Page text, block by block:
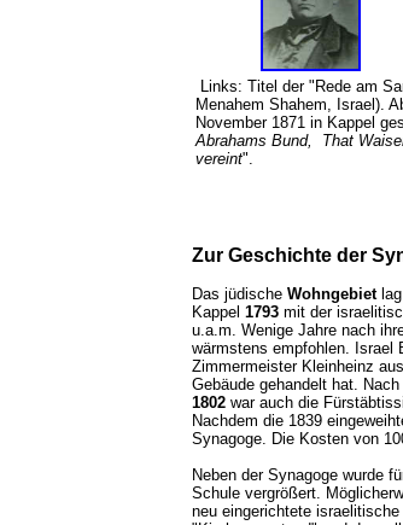
Links: Titel der "Rede am
Menahem Shahem, Israel).
November 1871 in Kappel
Abrahams Bund, That
vereint".
Zur Geschichte der
Das jüdische Wohngebietlag
Kappel 1793 mit der
u.a.m. Wenige Jahre nach
wärmstens empfohlen. Israel
Zimmermeister Kleinheinz
Gebäude gehandelt hat.
1802 war auch die
Nachdem die 1839
Synagoge. Die Kosten von
Neben der Synagoge wurde
Schule vergrößert.
neu eingerichtete